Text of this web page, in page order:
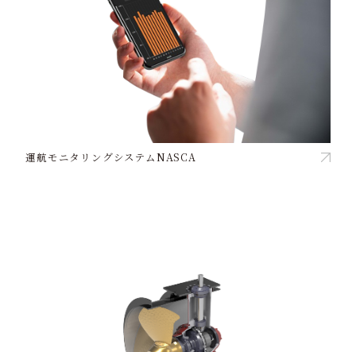
運航モニタリングシステムNASCA